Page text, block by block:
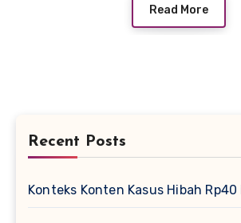
Read More
Recent Posts
Konteks Konten Kasus Hibah